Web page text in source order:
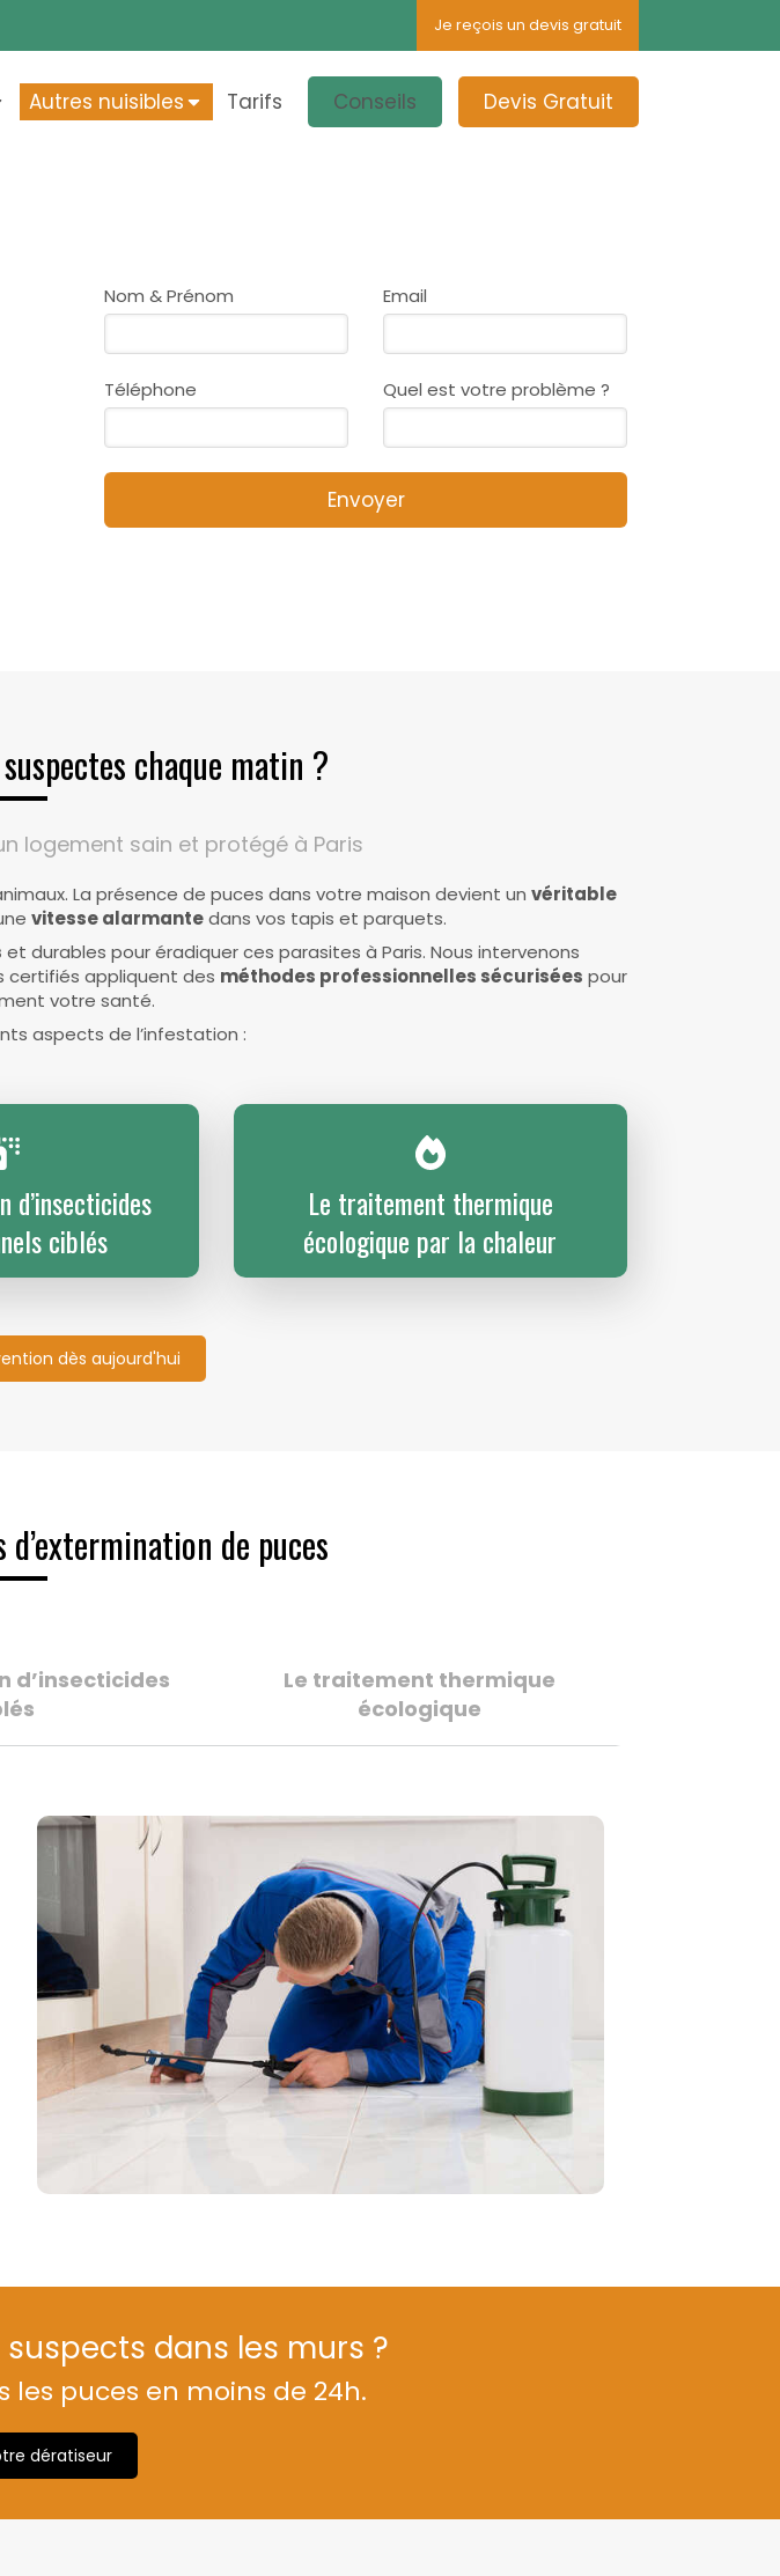
Je reçois un devis gratuit
Autres nuisibles Tarifs Conseils Devis Gratuit
Nom & Prénom Email
Téléphone Quel est votre problème ?
Envoyer
chaque matin ?
logement sain et protégé à Paris
La présence de puces dans votre maison devient un véritable
vitesse alarmantedans vos tapis et parquets.
et durables pour éradiquer ces parasites à Paris. Nous intervenons
certifiés appliquent des méthodes professionnelles sécurisées pour
votre santé.
aspects de l’infestation :
d’insecticides
ciblés
Le traitement thermique
écologique par la chaleur
dès aujourd'hui
de puces
d’insecticides
Le traitement thermique
écologique
dans les murs ?
les puces en moins de 24h.
dératiseur